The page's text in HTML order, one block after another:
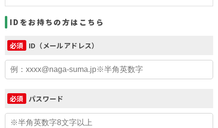
IDをお持ちの方はこちら
必須 ID（メールアドレス）
必須 パスワード